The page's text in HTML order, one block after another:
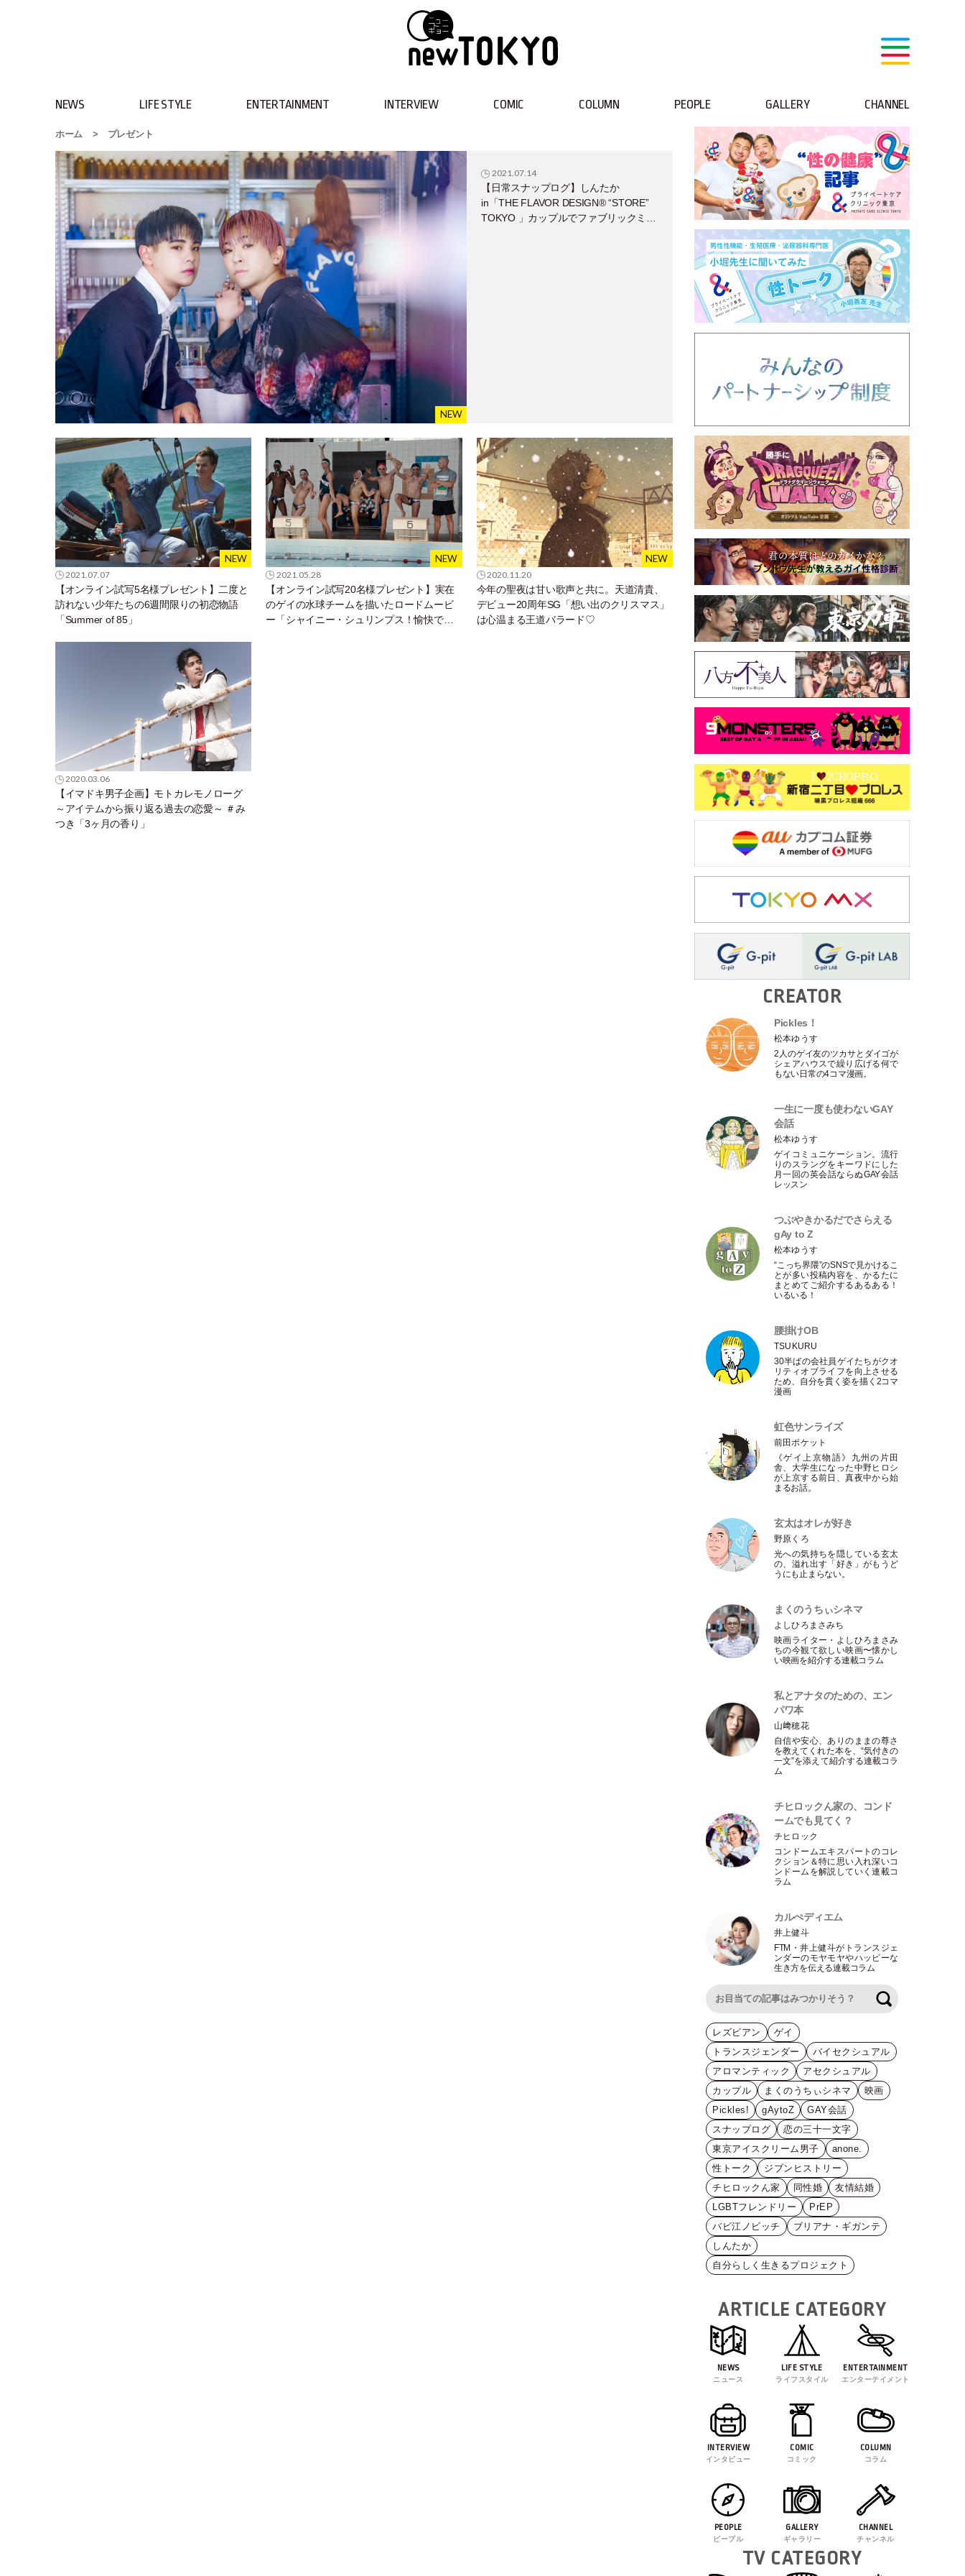
NEWS LIFE STYLE ENTERTAINMENT INTERVIEW COMIC COLUMN PEOPLE GALLERY CHANNEL
ホーム > プレゼント
2021.07.14
【日常スナップログ】しんたか
in「THE FLAVOR DESIGN®︎ “STORE”
TOKYO 」カップルでファブリックミス
2021.07.07
【オンライン試写5名様プレゼント】二度と
訪れない少年たちの6週間限りの初恋物語
「Summer of 85」
2021.05.28
【オンライン試写20名様プレゼント】実在
のゲイの水球チームを描いたロードムービ
ー「シャイニー・シュリンプス！愉快で愛
2020.11.20
今年の聖夜は甘い歌声と共に。天道清貴、
デビュー20周年SG「想い出のクリスマス」
は心温まる王道バラード♡
2020.03.06
【イマドキ男子企画】モトカレモノローグ
～アイテムから振り返る過去の恋愛～ ＃み
つき「3ヶ月の香り」
CREATOR
Pickles！
松本ゆうす
2人のゲイ友のツカサとダイゴが
シェアハウスで繰り広げる何で
もない日常の4コマ漫画。
一生に一度も使わないGAY
会話
松本ゆうす
ゲイコミュニケーション。流行
りのスラングをキーワドにした
月一回の英会話ならぬGAY会話
レッスン
つぶやきかるだでさらえる
gAy to Z
松本ゆうす
“こっち界隈”のSNSで見かけるこ
とが多い投稿内容を、かるたに
まとめてご紹介するあるある！
いるいる！
腰掛けOB
TSUKURU
30半ばの会社員ゲイたちがクオ
リティオブライフを向上させる
ため、自分を貫く姿を描く2コマ
漫画
虹色サンライズ
前田ポケット
《ゲイ上京物語》九州の片田
舎、大学生になった中野ヒロシ
が上京する前日、真夜中から始
まるお話。
玄太はオレが好き
野原くろ
光への気持ちを隠している玄太
の、溢れ出す 「好き 」がもうど
うにも止まらない。
まくのうちぃシネマ
よしひろまさみち
映画ライター ・ よしひろまさみ
ちの今観て欲しい映画〜懐かし
い映画を紹介する連載コラム
私とアナタのための、エン
パワ本
山﨑穂花
自信や安心、ありのままの尊さ
を教えてくれた本を、“気付きの
一文”を添えて紹介する連載コラ
ム
チヒロックん家の、コンド
ームでも見てく？
チヒロック
コンドームエキスパートのコレ
クション＆特に思い入れ深いコ
ンドームを解説していく連載コ
ラム
カルぺディエム
井上健斗
FTM ・井上健斗がトランスジェ
ンダーのモヤモヤやハッピーな
生き方を伝える連載コラム
レズビアン
ゲイ
トランスジェンダー
バイセクシュアル
アロマンティック
アセクシュアル
カップル
まくのうちぃシネマ
映画
Pickles!
gAytoZ
GAY会話
スナップログ
恋の三十一文字
東京アイスクリーム男子
anone.
性トーク
ジブンヒストリー
チヒロックん家
同性婚
友情結婚
LGBTフレンドリー
PrEP
バビ江ノビッチ
ブリアナ・ギガンテ
しんたか
自分らしく生きるプロジェクト
ARTICLE CATEGORY
NEWS
ニュース
LIFE STYLE
ライフスタイル
ENTERTAINMENT
エンターテイメント
INTERVIEW
インタビュー
COMIC
コミック
COLUMN
コラム
PEOPLE
ピープル
GALLERY
ギャラリー
CHANNEL
チャンネル
TV CATEGORY